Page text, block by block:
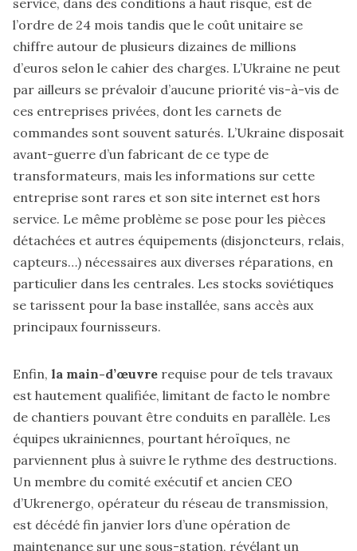
l’ordre de 24 mois tandis que le coût unitaire se
chiffre autour de plusieurs dizaines de millions
d’euros selon le cahier des charges. L’Ukraine ne peut
par ailleurs se prévaloir d’aucune priorité vis-à-vis de
ces entreprises privées, dont les carnets de
commandes sont souvent saturés. L’Ukraine disposait
avant-guerre d’un fabricant de ce type de
transformateurs, mais les informations sur cette
entreprise sont rares et son site internet est hors
service. Le même problème se pose pour les pièces
détachées et autres équipements (disjoncteurs, relais,
capteurs…) nécessaires aux diverses réparations, en
particulier dans les centrales. Les stocks soviétiques
se tarissent pour la base installée, sans accès aux
principaux fournisseurs.
Enfin, la main-d’œuvre requise pour de tels travaux
est hautement qualifiée, limitant de facto le nombre
de chantiers pouvant être conduits en parallèle. Les
équipes ukrainiennes, pourtant héroïques, ne
parviennent plus à suivre le rythme des destructions.
Un membre du comité exécutif et ancien CEO
d’Ukrenergo, opérateur du réseau de transmission,
est décédé fin janvier lors d’une opération de
maintenance sur une sous-station, révélant un